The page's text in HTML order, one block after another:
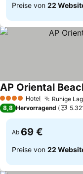
Preise von 22
4 Sterne Hotel Ruhige
AP Oriental
8,8 Hervorragend
Ab 69 €
Preise von 22